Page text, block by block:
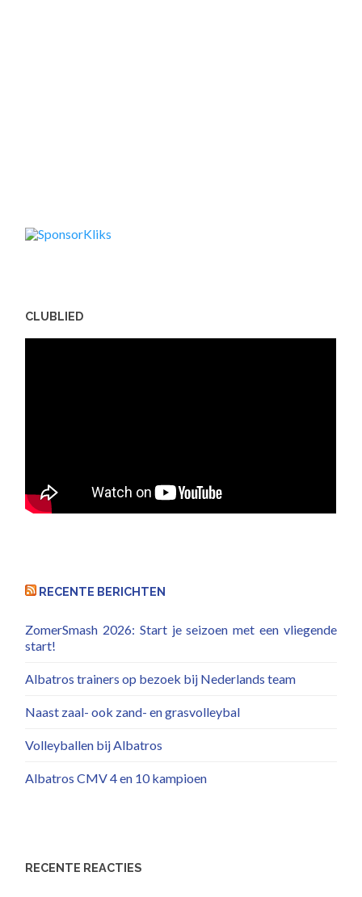
CLUBLIED
RECENTE BERICHTEN
ZomerSmash 2026: Start je seizoen met een vliegende
start!
Albatros trainers op bezoek bij Nederlands team
Naast zaal- ook zand- en grasvolleybal
Volleyballen bij Albatros
Albatros CMV 4 en 10 kampioen
RECENTE REACTIES